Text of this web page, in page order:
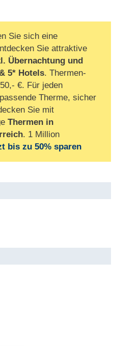
Sie sich eine
Sie attraktive
Übernachtung und
5* Hotels. Thermen-
€. Für jeden
Therme, sicher
Sie mit
Thermen in
. 1 Million
bis zu 50% sparen